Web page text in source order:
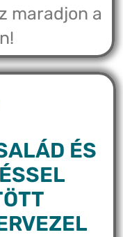
maradjon a
ÉS